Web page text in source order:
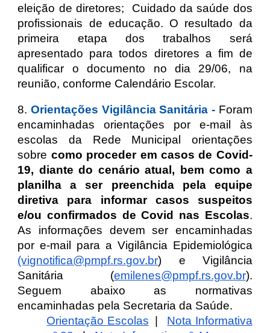
eleição de diretores; Cuidado da saúde dos
profissionais de educação. O resultado da
primeira etapa dos trabalhos será
apresentado para todos diretores a fim de
qualificar o documento no dia 29/06, na
reunião, conforme Calendário Escolar.
8. Orientações Vigilância Sanitária - Foram
encaminhadas orientações por e-mail às
escolas da Rede Municipal orientações
sobre como proceder em casos de Covid-
19, diante do cenário atual, bem como a
planilha a ser preenchida pela equipe
diretiva para informar casos suspeitos
e/ou confirmados de Covid nas Escolas.
As informações devem ser encaminhadas
por e-mail para a Vigilância Epidemiológica
(vignotifica@pmpf.rs.gov.br) e Vigilância
Sanitária (emilenes@pmpf.rs.gov.br).
Seguem abaixo as normativas
encaminhadas pela Secretaria da Saúde.
Orientação Escolas
Nota Informativa